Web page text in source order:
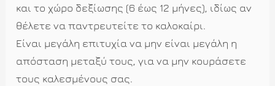
και το χώρο δεξίωσης (6 έως 12 μήνες), ιδίως αν
θέλετε να παντρευτείτε το καλοκαίρι.
Είναι μεγάλη επιτυχία να μην είναι μεγάλη η
απόσταση μεταξύ τους, για να μην κουράσετε
τους καλεσμένους σας.